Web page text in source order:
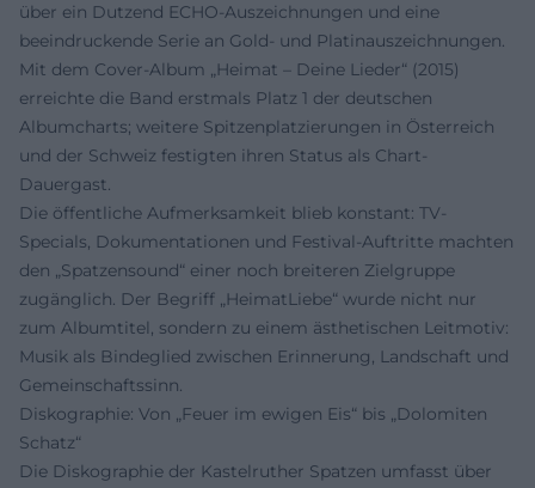
über ein Dutzend ECHO-Auszeichnungen und eine
beeindruckende Serie an Gold- und Platinauszeichnungen.
Mit dem Cover-Album „Heimat – Deine Lieder“ (2015)
erreichte die Band erstmals Platz 1 der deutschen
Albumcharts; weitere Spitzenplatzierungen in Österreich
und der Schweiz festigten ihren Status als Chart-
Dauergast.
Die öffentliche Aufmerksamkeit blieb konstant: TV-
Specials, Dokumentationen und Festival-Auftritte machten
den „Spatzensound“ einer noch breiteren Zielgruppe
zugänglich. Der Begriff „HeimatLiebe“ wurde nicht nur
zum Albumtitel, sondern zu einem ästhetischen Leitmotiv:
Musik als Bindeglied zwischen Erinnerung, Landschaft und
Gemeinschaftssinn.
Diskographie: Von „Feuer im ewigen Eis“ bis „Dolomiten
Schatz“
Die Diskographie der Kastelruther Spatzen umfasst über